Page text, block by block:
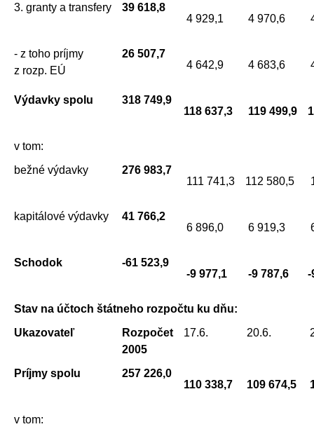
3. granty a transfery
39 618,8
4 929,1
4 970,6
- z toho príjmy
z rozp. EÚ
26 507,7
4 642,9
4 683,6
Výdavky spolu
318 749,9
118 637,3
119 499,9
v tom:
bežné výdavky
276 983,7
111 741,3
112 580,5
kapitálové výdavky
41 766,2
6 896,0
6 919,3
Schodok
-61 523,9
-9 977,1
-9 787,6 -
Stav na účtoch štátneho rozpočtu ku dňu:
Ukazovateľ
Rozpočet
2005
17.6. 20.6.
Príjmy spolu
257 226,0
110 338,7
109 674,5
v tom: